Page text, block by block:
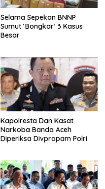
Selama Sepekan BNNP
Sumut ‘Bongkar’ 3 Kasus
Besar
Kapolresta Dan Kasat
Narkoba Banda Aceh
Diperiksa Divpropam Polri